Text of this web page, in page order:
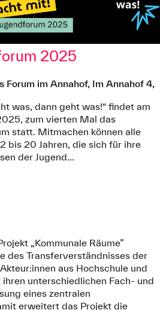
2025
Forum im Annahof, Im Annahof 4,
was, dann geht was!“ findet am
zum vierten Mal das
statt. Mitmachen können alle
bis 20 Jahren, die sich für ihre
der Jugend...
„Kommunale Räume”
des Transferverständnisses der
aus Hochschule und
unterschiedlichen Fach- und
eines zentralen
erweitert das Projekt die